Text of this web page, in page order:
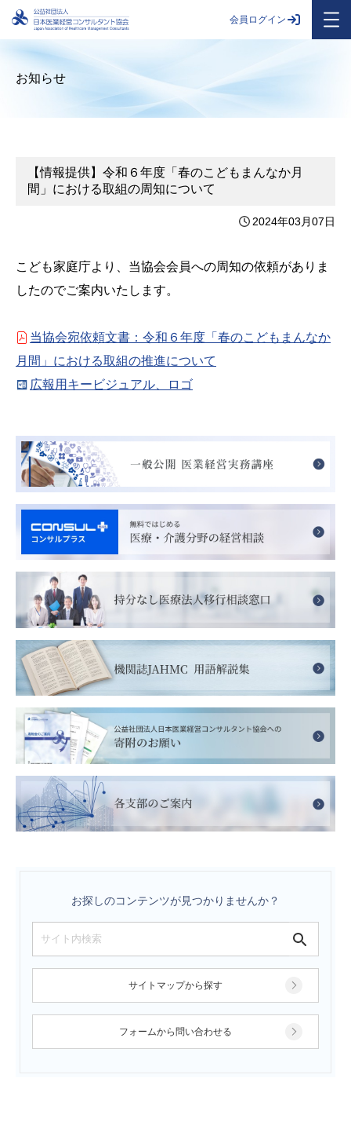
会員ログイン
お知らせ
【情報提供】令和６年度「春のこどもまんなか月
間」における取組の周知について
2024年03月07日
こども家庭庁より、当協会会員への周知の依頼がありま
したのでご案内いたします。
当協会宛依頼文書：令和６年度「春のこどもまんなか
月間」における取組の推進について
広報用キービジュアル、ロゴ
お探しのコンテンツが見つかりませんか？
サイトマップから探す
フォームから問い合わせる